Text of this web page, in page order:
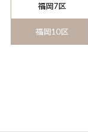
福岡7区
福岡10区